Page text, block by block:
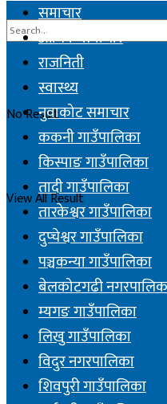
No Result
View All Result
समाचार
आर्थिक समाचार
राजनिती
स्वास्थ्य
नुवाकोट समाचार
ककनी गाउँपालिका
किस्पाङ गाउँपालिका
तादी गाउँपालिका
तारकेश्वर गाउँपालिका
दुप्चेश्वर गाउँपालिका
पञ्चकन्या गाउँपालिका
बेलकोटगढी
म्यगङ गाउँपालिका
लिखु गाउँपालिका
विदुर नगरपालिका
शिवपुरी गाउँपालिका